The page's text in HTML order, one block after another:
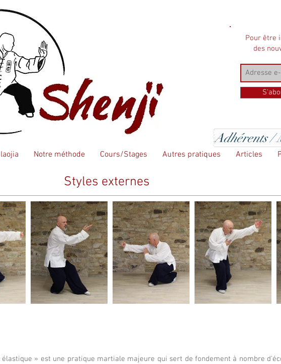
Pour être
des
Adhérents /
Notre méthode Cours/Stages Autres pratiques Articles
Styles externes
» est une pratique martiale majeure qui sert de fondement à nombre